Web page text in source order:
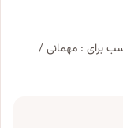
برای : مهمانی /